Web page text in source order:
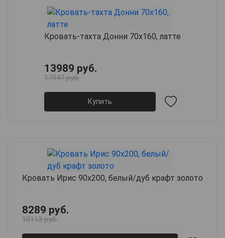
Кровать-тахта Донни 70х160, латте
13989 руб.
17347 руб.
Купить
Кровать Ирис 90х200, белый/дуб крафт золото
8289 руб.
10113 руб.